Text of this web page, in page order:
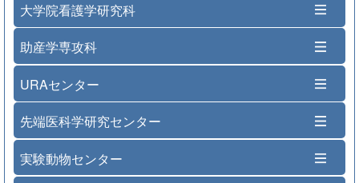
大学院看護学研究科
助産学専攻科
URAセンター
先端医科学研究センター
実験動物センター